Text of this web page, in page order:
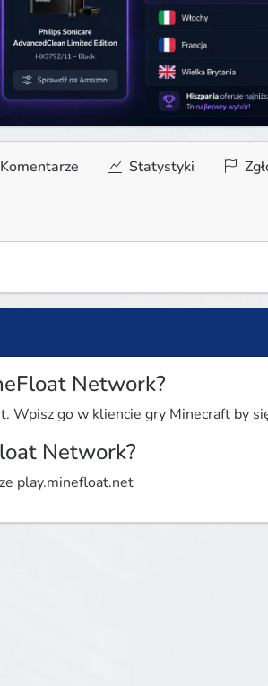
Komentarze Statystyki
Network?
go w kliencie gry Minecraft by się
Network?
play.minefloat.net